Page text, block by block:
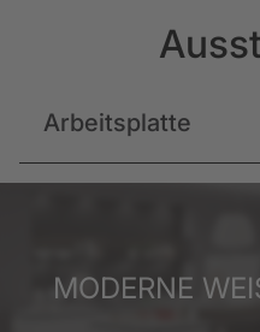
Arbeitsplatte
MODERNE